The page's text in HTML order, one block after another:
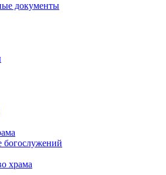
документы
богослужений
храма